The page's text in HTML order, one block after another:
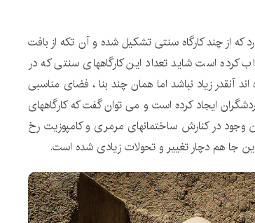
که از چند کارگاه سنتی تشکیل شده و آن تکه از بافت
کرده است شاید تعداد این کارگاههای سنتی که در
آنقدر زیاد نباشد اما همان چند بنا ، فضای مناسبی
ایجاد کرده است و می توان گفت که کارگاههای
وجود در کنارش ساختمانهای مرمری و کامپوزیت رخ
جا هم دچار تغییر و تحولات زیادی شده است.